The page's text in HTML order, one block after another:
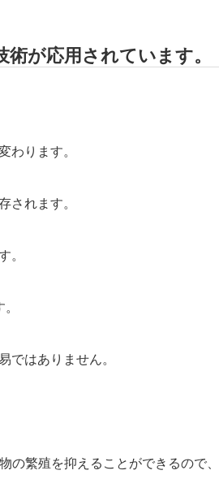
が応用されています。
わります。
されます。
。
ではありません。
の繁殖を抑えることができるので、